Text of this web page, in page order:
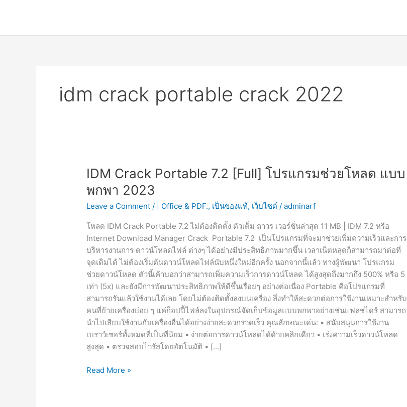
idm crack portable crack 2022
IDM Crack Portable 7.2 [Full] โปรแกรมช่วยโหลด แบบ
พกพา 2023
Leave a Comment / | Office & PDF., เป็นของแท้, เว็บไซต์ /adminarf
โหลด IDM Crack Portable 7.2 ไม่ต้องติดตั้ง ตัวเต็ม ถาวร เวอร์ชั่นล่าสุด 11 MB | IDM 7.2 หรือ
Internet Download Manager Crack Portable 7.2 เป็นโปรแกรมที่จะมาช่วยเพิ่มความเร็วและการ
บริหารงานการ ดาวน์โหลดไฟล์ ต่างๆ ได้อย่างมีประสิทธิภาพมากขึ้น เวลาเน็ตหลุดก็สามารถมาต่อที่
จุดเดิมได้ ไม่ต้องเริ่มต้นดาวน์โหลดไฟล์นับหนึ่งใหม่อีกครั้ง นอกจากนี้แล้ว ทางผู้พัฒนา โปรแกรม
ช่วยดาวน์โหลด ตัวนี้เค้าบอกว่าสามารถเพิ่มความเร็วการดาวน์โหลด ได้สูงสุดถึงมากถึง 500% หรือ 5
เท่า (5x) และยังมีการพัฒนาประสิทธิภาพให้ดีขึ้นเรื่อยๆ อย่างต่อเนื่อง Portable คือโปรแกรมที่
สามารถรันแล้วใช้งานได้เลย โดยไม่ต้องติดตั้งลงบนเครื่อง สึ่งทำให้สะดวกต่อการใช้งานเหมาะสำหรับ
คนที่ย้ายเครื่องบ่อย ๆ แค่ก็อปปี้ไฟล์ลงในอุปกรณ์จัดเก็บข้อมูลแบบพกพาอย่างเช่นแฟลชไดร์ สามารถ
นำไปเสียบใช้งานกับเครื่องอื่นได้อย่างง่ายสะดวกรวดเร็ว คุณลักษณะเด่น: • สนับสนุนการใช้งาน
เบราว์เซอร์ทั้งหมดที่เป็นที่นิยม • ง่ายต่อการดาวน์โหลดได้ด้วยคลิกเดียว • เร่งความเร็วดาวน์โหลด
สูงสุด • ตรวจสอบไวรัสโดยอัตโนมัติ • […]
IDM
Read More »